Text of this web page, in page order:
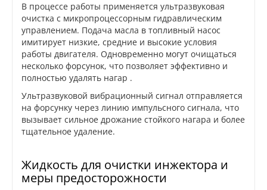
В процессе работы применяется ультразвуковая
очистка с микропроцессорным гидравлическим
управлением. Подача масла в топливный насос
имитирует низкие, средние и высокие условия
работы двигателя. Одновременно могут очищаться
несколько форсунок, что позволяет эффективно и
полностью удалять нагар .
Ультразвуковой вибрационный сигнал отправляется
на форсунку через линию импульсного сигнала, что
вызывает сильное дрожание стойкого нагара и более
тщательное удаление.
Жидкость для очистки инжектора и
меры предосторожности